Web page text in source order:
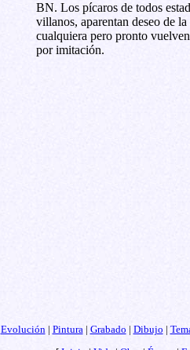
BN. Los pícaros de todos
villanos, aparentan deseo de
cualquiera pero pronto
por imitación.
Evolución| Pintura| Grabado | Dibujo |